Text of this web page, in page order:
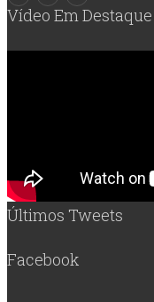
Vídeo Em Destaque
Últimos Tweets
Facebook